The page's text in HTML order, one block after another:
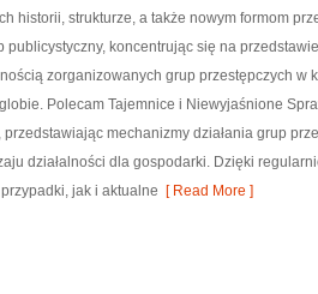
historii, strukturze, a także nowym formom
publicystyczny, koncentrując się na
zorganizowanych grup przestępczych w
globie. Polecam Tajemnice i Niewyjaśnione
mechanizmy działania grup
działalności dla gospodarki. Dzięki
jak i aktualne [ Read More ]